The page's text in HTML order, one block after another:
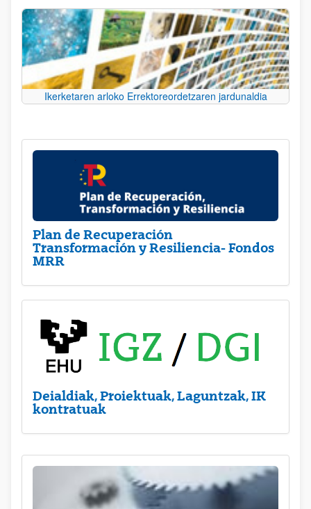
Ikerketaren arloko Errektoreordetzaren jardunaldia
Plan de Recuperación
Transformación y Resiliencia- Fondos
MRR
Deialdiak, Proiektuak, Laguntzak, IK
kontratuak